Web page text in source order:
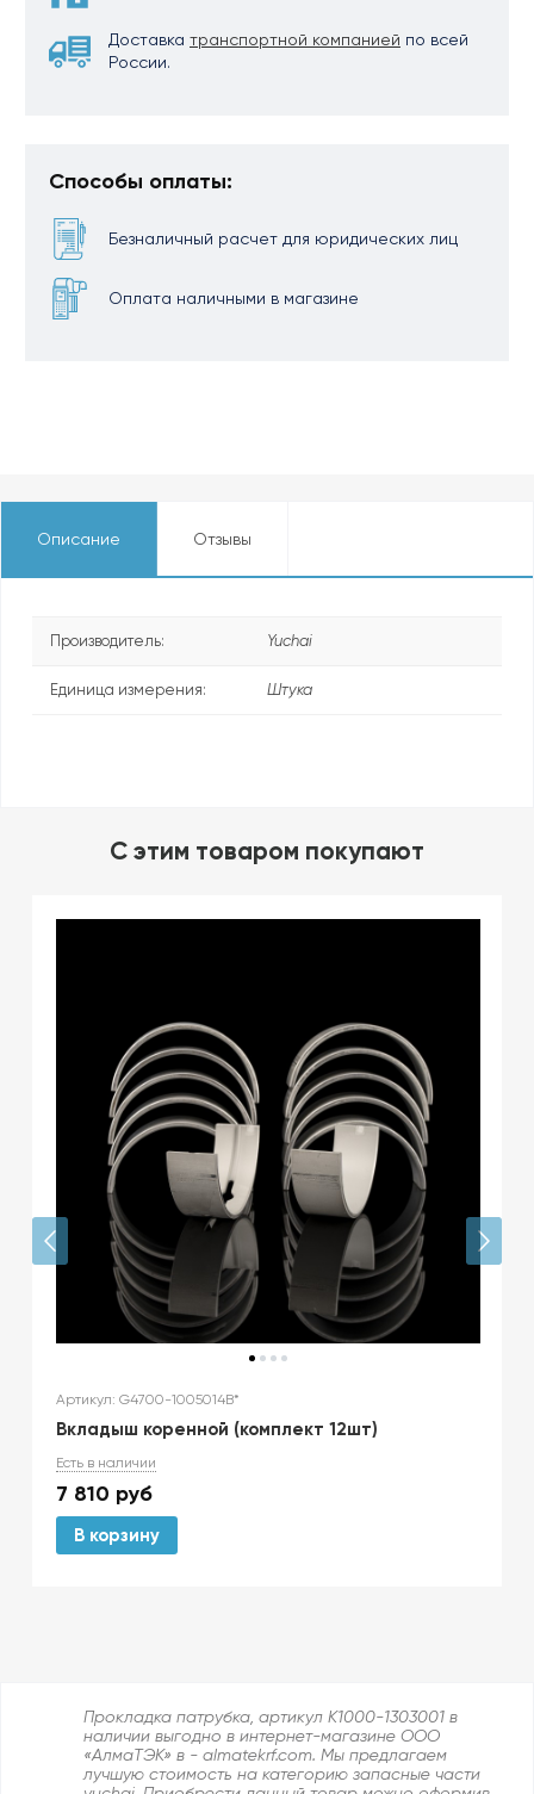
Доставка транспортной компанией по всей
России.
Способы оплаты:
Безналичный расчет для юридических лиц
Оплата наличными в магазине
Описание Отзывы
Производитель: Yuchai
Единица измерения: Штука
C этим товаром покупают
Артикул: G4700-1005014B*
Вкладыш коренной (комплект 12шт)
Есть в наличии
7 810 руб
В корзину
Прокладка патрубка, артикул K1000-1303001 в
наличии выгодно в интернет-магазине ООО
«АлмаТЭК» в - almatekrf.com. Мы предлагаем
лучшую стоимость на категорию запасные части